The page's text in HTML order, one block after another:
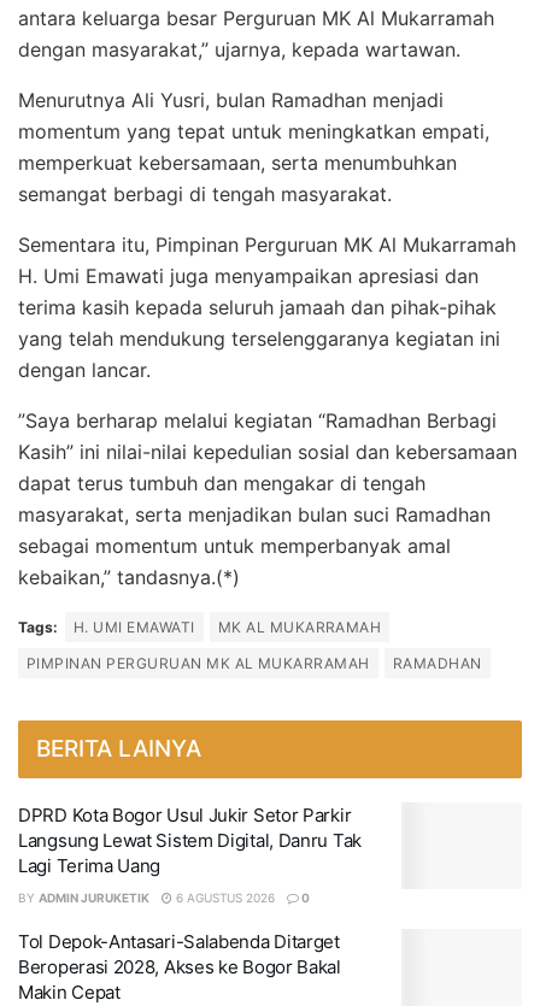
antara keluarga besar Perguruan MK Al Mukarramah
dengan masyarakat,” ujarnya, kepada wartawan.
‎Menurutnya Ali Yusri, bulan Ramadhan menjadi
momentum yang tepat untuk meningkatkan empati,
memperkuat kebersamaan, serta menumbuhkan
semangat berbagi di tengah masyarakat.
‎Sementara itu, Pimpinan Perguruan MK Al Mukarramah
H. Umi Emawati juga menyampaikan apresiasi dan
terima kasih kepada seluruh jamaah dan pihak-pihak
yang telah mendukung terselenggaranya kegiatan ini
dengan lancar.
‎”Saya berharap melalui kegiatan “Ramadhan Berbagi
Kasih” ini nilai-nilai kepedulian sosial dan kebersamaan
dapat terus tumbuh dan mengakar di tengah
masyarakat, serta menjadikan bulan suci Ramadhan
sebagai momentum untuk memperbanyak amal
kebaikan,” tandasnya.(*)
Tags: H. UMI EMAWATI
MK AL MUKARRAMAH
PIMPINAN PERGURUAN MK AL MUKARRAMAH
RAMADHAN
BERITA LAINYA
DPRD Kota Bogor Usul Jukir Setor Parkir
Langsung Lewat Sistem Digital, Danru Tak
Lagi Terima Uang
BY ADMIN JURUKETIK 6 AGUSTUS 2026 0
Tol Depok-Antasari-Salabenda Ditarget
Beroperasi 2028, Akses ke Bogor Bakal
Makin Cepat